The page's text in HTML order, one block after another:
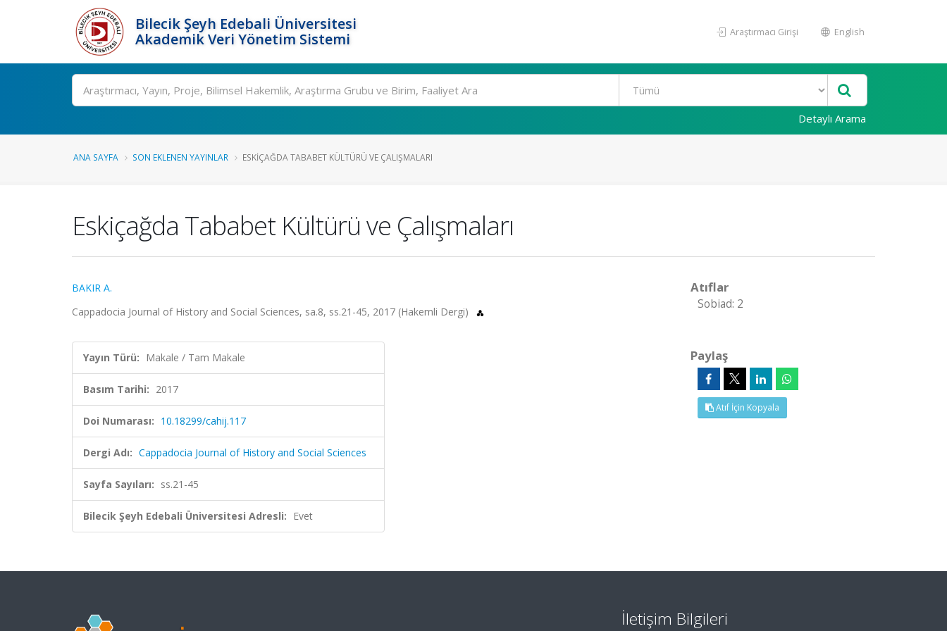
Bilecik Şeyh Edebali Üniversitesi
Akademik Veri Yönetim Sistemi
Araştırmacı Girişi English
Ara
Detaylı Arama
ANA SAYFA SON EKLENEN YAYINLAR ESKIÇAĞDA TABABET KÜLTÜRÜ VE ÇALIŞMALARI
Eskiçağda Tababet Kültürü ve Çalışmaları
BAKIR A.
Cappadocia Journal of History and Social Sciences, sa.8, ss.21-45, 2017 (Hakemli Dergi)
Yayın Türü: Makale / Tam Makale
Basım Tarihi: 2017
Doi Numarası: 10.18299/cahij.117
Dergi Adı: Cappadocia Journal of History and Social Sciences
Sayfa Sayıları: ss.21-45
Bilecik Şeyh Edebali Üniversitesi Adresli: Evet
Atıflar
Sobiad: 2
Paylaş
Atıf İçin Kopyala
İletişim Bilgileri